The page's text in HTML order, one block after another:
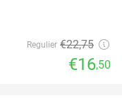
Regulier €22,75
€16,50